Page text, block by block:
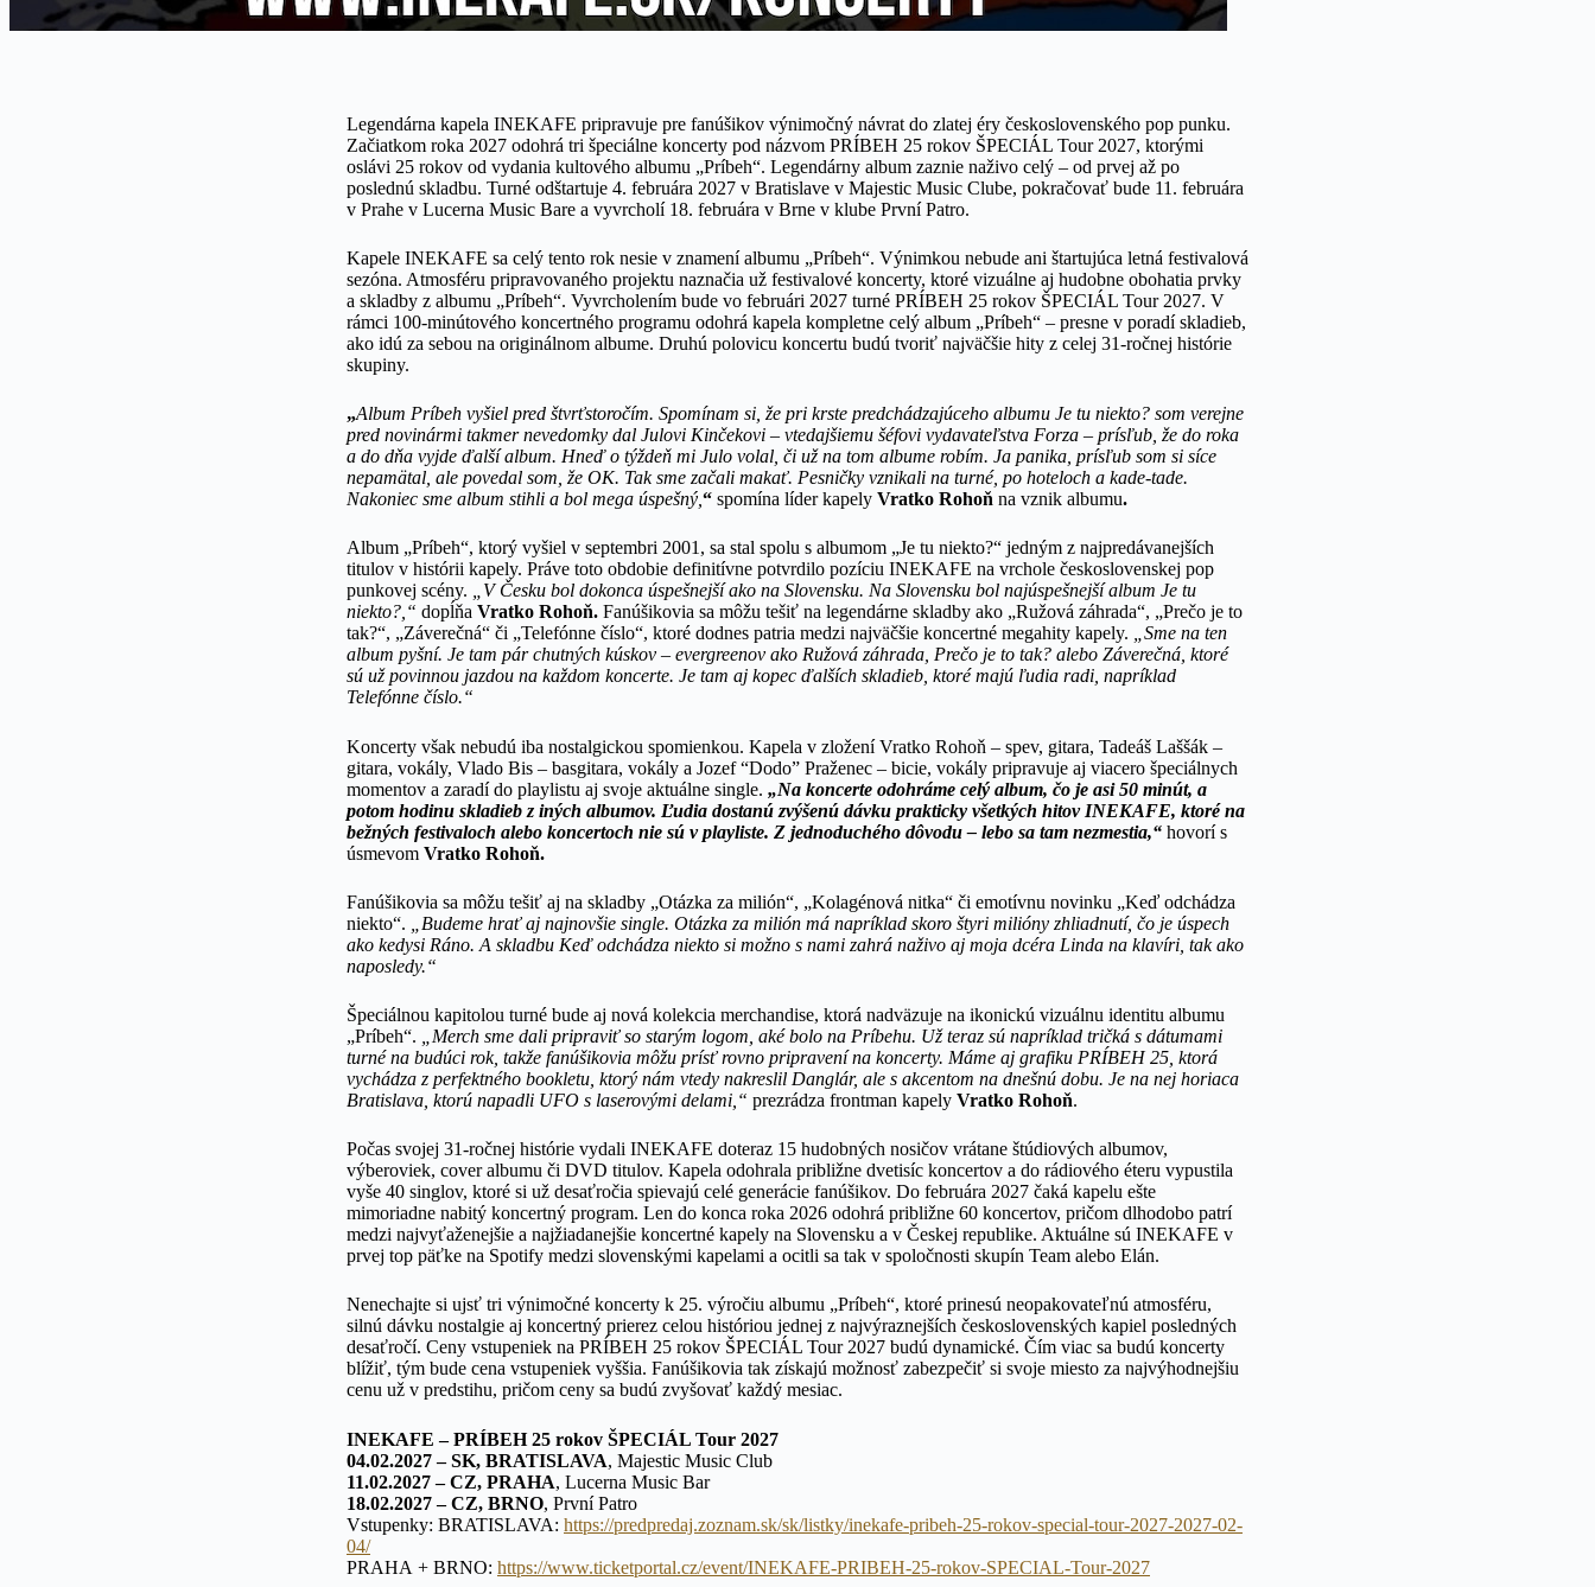
Legendárna kapela INEKAFE pripravuje pre fanúšikov výnimočný návrat do zlatej éry československého pop punku.
Začiatkom roka 2027 odohrá tri špeciálne koncerty pod názvom PRÍBEH 25 rokov ŠPECIÁL Tour 2027, ktorými
oslávi 25 rokov od vydania kultového albumu „Príbeh“. Legendárny album zaznie naživo celý – od prvej až po
poslednú skladbu. Turné odštartuje 4. februára 2027 v Bratislave v Majestic Music Clube, pokračovať bude 11. februára
v Prahe v Lucerna Music Bare a vyvrcholí 18. februára v Brne v klube První Patro.
Kapele INEKAFE sa celý tento rok nesie v znamení albumu „Príbeh“. Výnimkou nebude ani štartujúca letná festivalová
sezóna. Atmosféru pripravovaného projektu naznačia už festivalové koncerty, ktoré vizuálne aj hudobne obohatia prvky
a skladby z albumu „Príbeh“. Vyvrcholením bude vo februári 2027 turné PRÍBEH 25 rokov ŠPECIÁL Tour 2027. V
rámci 100-minútového koncertného programu odohrá kapela kompletne celý album „Príbeh“ – presne v poradí skladieb,
ako idú za sebou na originálnom albume. Druhú polovicu koncertu budú tvoriť najväčšie hity z celej 31-ročnej histórie
skupiny.
„Album Príbeh vyšiel pred štvrťstoročím. Spomínam si, že pri krste predchádzajúceho albumu Je tu niekto? som verejne
pred novinármi takmer nevedomky dal Julovi Kinčekovi – vtedajšiemu šéfovi vydavateľstva Forza – prísľub, že do roka
a do dňa vyjde ďalší album. Hneď o týždeň mi Julo volal, či už na tom albume robím. Ja panika, prísľub som si síce
nepamätal, ale povedal som, že OK. Tak sme začali makať. Pesničky vznikali na turné, po hoteloch a kade-tade.
Nakoniec sme album stihli a bol mega úspešný, “ spomína líder kapely Vratko Rohoň na vznik albumu.
Album „Príbeh“, ktorý vyšiel v septembri 2001, sa stal spolu s albumom „Je tu niekto?“ jedným z najpredávanejších
titulov v histórii kapely. Práve toto obdobie definitívne potvrdilo pozíciu INEKAFE na vrchole československej pop
punkovej scény.
„V Česku bol dokonca úspešnejší ako na Slovensku. Na Slovensku bol najúspešnejší album Je tu
niekto?,“ dopĺňa Vratko Rohoň. Fanúšikovia sa môžu tešiť na legendárne skladby ako „Ružová záhrada“, „Prečo je to
tak?“, „Záverečná“ či „Telefónne číslo“, ktoré dodnes patria medzi najväčšie koncertné megahity kapely.
„Sme na ten
album pyšní. Je tam pár chutných kúskov – evergreenov ako Ružová záhrada, Prečo je to tak? alebo Záverečná, ktoré
sú už povinnou jazdou na každom koncerte. Je tam aj kopec ďalších skladieb, ktoré majú ľudia radi, napríklad
Telefónne číslo.“
Koncerty však nebudú iba nostalgickou spomienkou. Kapela v zložení Vratko Rohoň – spev, gitara, Tadeáš Laššák –
gitara, vokály, Vlado Bis – basgitara, vokály a Jozef “Dodo” Praženec – bicie, vokály pripravuje aj viacero špeciálnych
momentov a zaradí do playlistu aj svoje aktuálne single. „Na koncerte odohráme celý album, čo je asi 50 minút, a
potom hodinu skladieb z iných albumov. Ľudia dostanú zvýšenú dávku prakticky všetkých hitov INEKAFE, ktoré na
bežných festivaloch alebo koncertoch nie sú v playliste. Z jednoduchého dôvodu – lebo sa tam nezmestia,“ hovorí s
úsmevom Vratko Rohoň.
Fanúšikovia sa môžu tešiť aj na skladby „Otázka za milión“, „Kolagénová nitka“ či emotívnu novinku „Keď odchádza
niekto“. „Budeme hrať aj najnovšie single. Otázka za milión má napríklad skoro štyri milióny zhliadnutí, čo je úspech
ako kedysi Ráno. A skladbu Keď odchádza niekto si možno s nami zahrá naživo aj moja dcéra Linda na klavíri, tak ako
naposledy.“
Špeciálnou kapitolou turné bude aj nová kolekcia merchandise, ktorá nadväzuje na ikonickú vizuálnu identitu albumu
„Príbeh“.
„Merch sme dali pripraviť so starým logom, aké bolo na Príbehu. Už teraz sú napríklad tričká s dátumami
turné na budúci rok, takže fanúšikovia môžu prísť rovno pripravení na koncerty. Máme aj grafiku PRÍBEH 25, ktorá
vychádza z perfektného bookletu, ktorý nám vtedy nakreslil Danglár, ale s akcentom na dnešnú dobu. Je na nej horiaca
Bratislava, ktorú napadli UFO s laserovými delami,“ prezrádza frontman kapely Vratko Rohoň.
Počas svojej 31-ročnej histórie vydali INEKAFE doteraz 15 hudobných nosičov vrátane štúdiových albumov,
výberoviek, cover albumu či DVD titulov. Kapela odohrala približne dvetisíc koncertov a do rádiového éteru vypustila
vyše 40 singlov, ktoré si už desaťročia spievajú celé generácie fanúšikov. Do februára 2027 čaká kapelu ešte
mimoriadne nabitý koncertný program. Len do konca roka 2026 odohrá približne 60 koncertov, pričom dlhodobo patrí
medzi najvyťaženejšie a najžiadanejšie koncertné kapely na Slovensku a v Českej republike. Aktuálne sú INEKAFE v
prvej top päťke na Spotify medzi slovenskými kapelami a ocitli sa tak v spoločnosti skupín Team alebo Elán.
Nenechajte si ujsť tri výnimočné koncerty k 25. výročiu albumu „Príbeh“, ktoré prinesú neopakovateľnú atmosféru,
silnú dávku nostalgie aj koncertný prierez celou históriou jednej z najvýraznejších československých kapiel posledných
desaťročí. Ceny vstupeniek na PRÍBEH 25 rokov ŠPECIÁL Tour 2027 budú dynamické. Čím viac sa budú koncerty
blížiť, tým bude cena vstupeniek vyššia. Fanúšikovia tak získajú možnosť zabezpečiť si svoje miesto za najvýhodnejšiu
cenu už v predstihu, pričom ceny sa budú zvyšovať každý mesiac.
INEKAFE – PRÍBEH 25 rokov ŠPECIÁL Tour 2027
04.02.2027 – SK, BRATISLAVA, Majestic Music Club
11.02.2027 – CZ, PRAHA, Lucerna Music Bar
18.02.2027 – CZ, BRNO, První Patro
Vstupenky: BRATISLAVA: https://predpredaj.zoznam.sk/sk/listky/inekafe-pribeh-25-rokov-special-tour-2027-2027-02-
04/
PRAHA + BRNO: https://www.ticketportal.cz/event/INEKAFE-PRIBEH-25-rokov-SPECIAL-Tour-2027